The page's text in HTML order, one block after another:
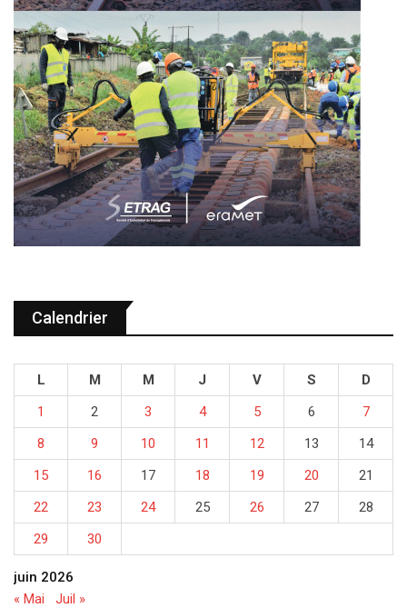
Calendrier
juin 2026
L M M J V S
D
1
2 3 4 5 6
7
8
9 10 11 12 13
14
15
16 17 18 19 20
21
22
23 24 25 26 27
28
29
30
« Mai Juil »